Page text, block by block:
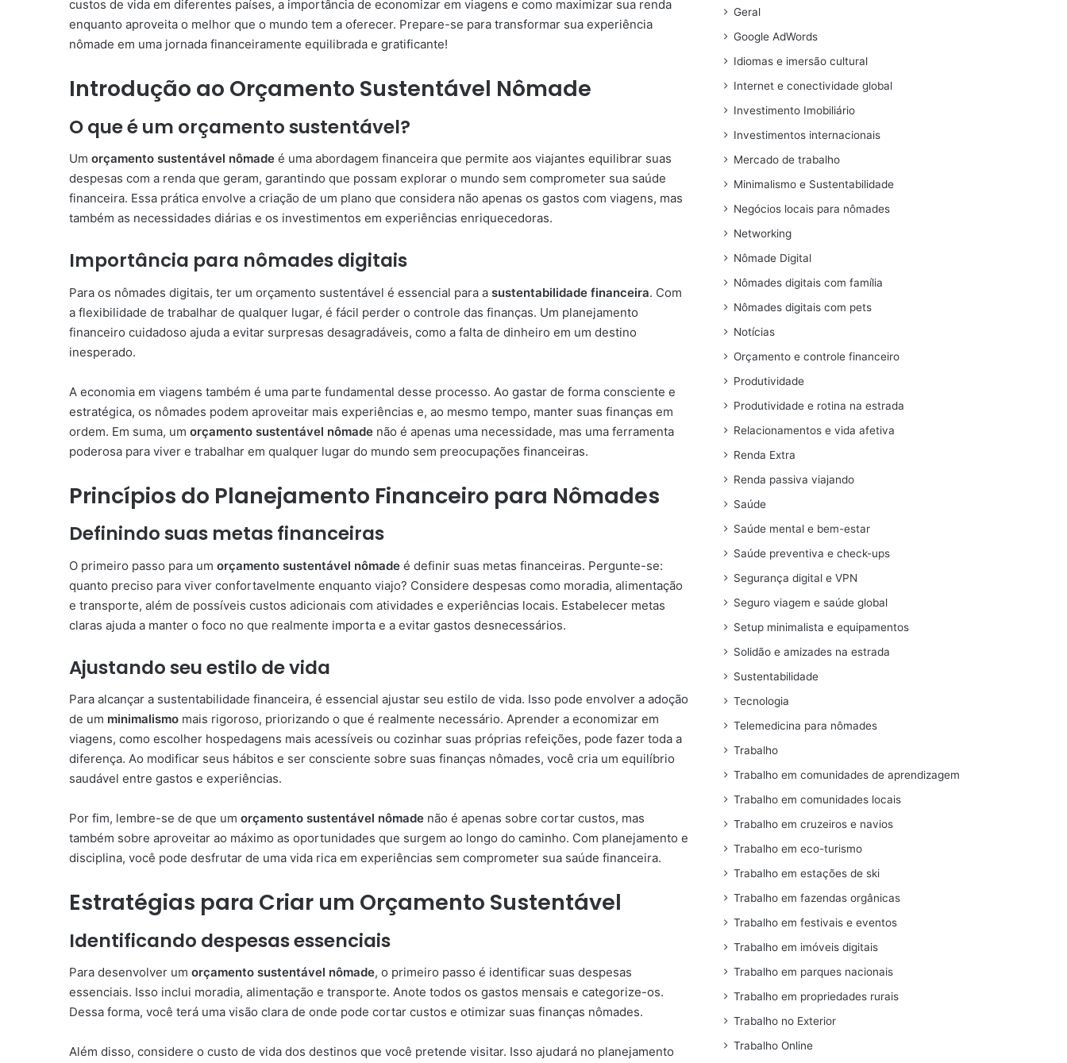
custos de vida em diferentes países, a importância de economizar em viagens e como maximizar sua renda
enquanto aproveita o melhor que o mundo tem a oferecer. Prepare-se para transformar sua experiência
nômade em uma jornada financeiramente equilibrada e gratificante!
Introdução ao Orçamento Sustentável Nômade
O que é um orçamento sustentável?
Um orçamento sustentável nômade é uma abordagem financeira que permite aos viajantes equilibrar suas
despesas com a renda que geram, garantindo que possam explorar o mundo sem comprometer sua saúde
financeira. Essa prática envolve a criação de um plano que considera não apenas os gastos com viagens, mas
também as necessidades diárias e os investimentos em experiências enriquecedoras.
Importância para nômades digitais
Para os nômades digitais, ter um orçamento sustentável é essencial para a sustentabilidade financeira. Com
a flexibilidade de trabalhar de qualquer lugar, é fácil perder o controle das finanças. Um planejamento
financeiro cuidadoso ajuda a evitar surpresas desagradáveis, como a falta de dinheiro em um destino
inesperado.
A economia em viagens também é uma parte fundamental desse processo. Ao gastar de forma consciente e
estratégica, os nômades podem aproveitar mais experiências e, ao mesmo tempo, manter suas finanças em
ordem. Em suma, um orçamento sustentável nômade não é apenas uma necessidade, mas uma ferramenta
poderosa para viver e trabalhar em qualquer lugar do mundo sem preocupações financeiras.
Princípios do Planejamento Financeiro para Nômades
Definindo suas metas financeiras
O primeiro passo para um orçamento sustentável nômade é definir suas metas financeiras. Pergunte-se:
quanto preciso para viver confortavelmente enquanto viajo? Considere despesas como moradia, alimentação
e transporte, além de possíveis custos adicionais com atividades e experiências locais. Estabelecer metas
claras ajuda a manter o foco no que realmente importa e a evitar gastos desnecessários.
Ajustando seu estilo de vida
Para alcançar a sustentabilidade financeira, é essencial ajustar seu estilo de vida. Isso pode envolver a adoção
de um minimalismo mais rigoroso, priorizando o que é realmente necessário. Aprender a economizar em
viagens, como escolher hospedagens mais acessíveis ou cozinhar suas próprias refeições, pode fazer toda a
diferença. Ao modificar seus hábitos e ser consciente sobre suas finanças nômades, você cria um equilíbrio
saudável entre gastos e experiências.
Por fim, lembre-se de que um orçamento sustentável nômade não é apenas sobre cortar custos, mas
também sobre aproveitar ao máximo as oportunidades que surgem ao longo do caminho. Com planejamento e
disciplina, você pode desfrutar de uma vida rica em experiências sem comprometer sua saúde financeira.
Estratégias para Criar um Orçamento Sustentável
Identificando despesas essenciais
Para desenvolver um orçamento sustentável nômade, o primeiro passo é identificar suas despesas
essenciais. Isso inclui moradia, alimentação e transporte. Anote todos os gastos mensais e categorize-os.
Dessa forma, você terá uma visão clara de onde pode cortar custos e otimizar suas finanças nômades.
Além disso, considere o custo de vida dos destinos que você pretende visitar. Isso ajudará no planejamento
Geral
Google AdWords
Idiomas e imersão cultural
Internet e conectividade global
Investimento Imobiliário
Investimentos internacionais
Mercado de trabalho
Minimalismo e Sustentabilidade
Negócios locais para nômades
Networking
Nômade Digital
Nômades digitais com família
Nômades digitais com pets
Notícias
Orçamento e controle financeiro
Produtividade
Produtividade e rotina na estrada
Relacionamentos e vida afetiva
Renda Extra
Renda passiva viajando
Saúde
Saúde mental e bem-estar
Saúde preventiva e check-ups
Segurança digital e VPN
Seguro viagem e saúde global
Setup minimalista e equipamentos
Solidão e amizades na estrada
Sustentabilidade
Tecnologia
Telemedicina para nômades
Trabalho
Trabalho em comunidades de aprendizagem
Trabalho em comunidades locais
Trabalho em cruzeiros e navios
Trabalho em eco-turismo
Trabalho em estações de ski
Trabalho em fazendas orgânicas
Trabalho em festivais e eventos
Trabalho em imóveis digitais
Trabalho em parques nacionais
Trabalho em propriedades rurais
Trabalho no Exterior
Trabalho Online